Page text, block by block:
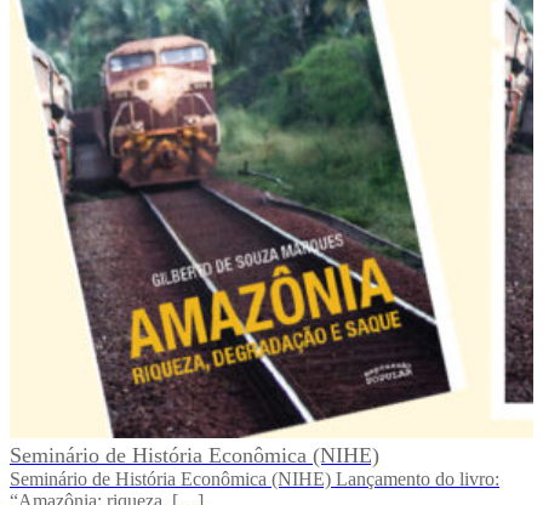
Seminário de História Econômica (NIHE)
Seminário de História Econômica (NIHE) Lançamento do livro: